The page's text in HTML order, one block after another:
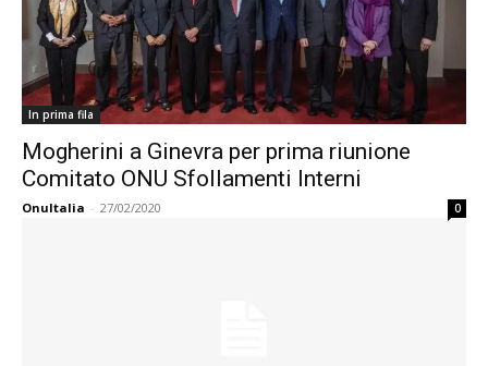
In prima fila
Mogherini a Ginevra per prima riunione
Comitato ONU Sfollamenti Interni
OnuItalia - 27/02/2020 0